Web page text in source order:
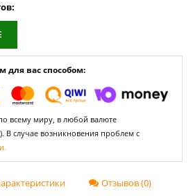
вас способом:
всему миру, в любой валюте
В случае возникновения проблем с
Отзывов (0)